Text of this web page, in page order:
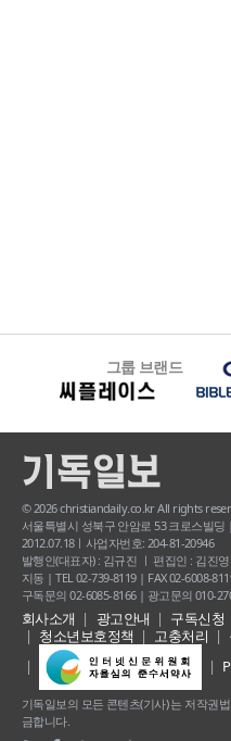
그룹 브랜드
© 2026 christiandaily.co.kr All rights
서울특별시 성북구 안암로 53 크로스빌
2012.07.18ㅣ사업자번호: 204-81-20946
발행인(대표자) : 김규진 ㅣ 편집인 : 김진
지동 | TEL 02-739-8119 | FAX 02-6008-
구독문의 02-6085-8166 | 광고문의 010-
회사소개 광고안내 구독신청
청소년보호정책
고충처리
기독일보의 모든 콘텐츠(기사) 는 저작권
금합니다.